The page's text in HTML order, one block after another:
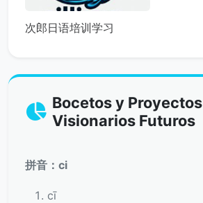
次郎日语培训学习
Bocetos y Proyectos
Visionarios Futuros
拼音：ci
cī